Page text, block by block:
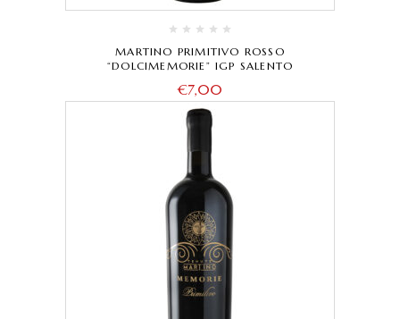
MARTINO PRIMITIVO ROSSO
“DOLCIMEMORIE” IGP SALENTO
€7,00